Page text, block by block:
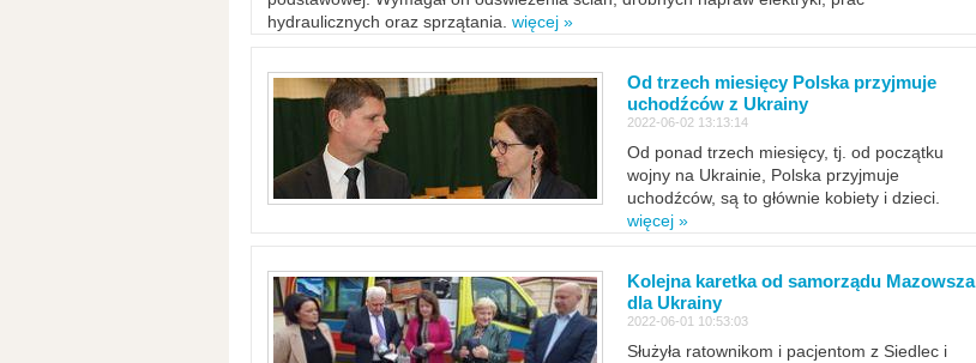
hydraulicznych oraz sprzątania. więcej »
Od trzech miesięcy Polska przyjmuje
uchodźców z Ukrainy
2022-06-02 13:13:14
Od ponad trzech miesięcy, tj. od początku
wojny na Ukrainie, Polska przyjmuje
uchodźców, są to głównie kobiety i dzieci.
więcej »
Kolejna karetka od samorządu Mazowsza
dla Ukrainy
2022-06-01 10:53:03
Służyła ratownikom i pacjentom z Siedlec i